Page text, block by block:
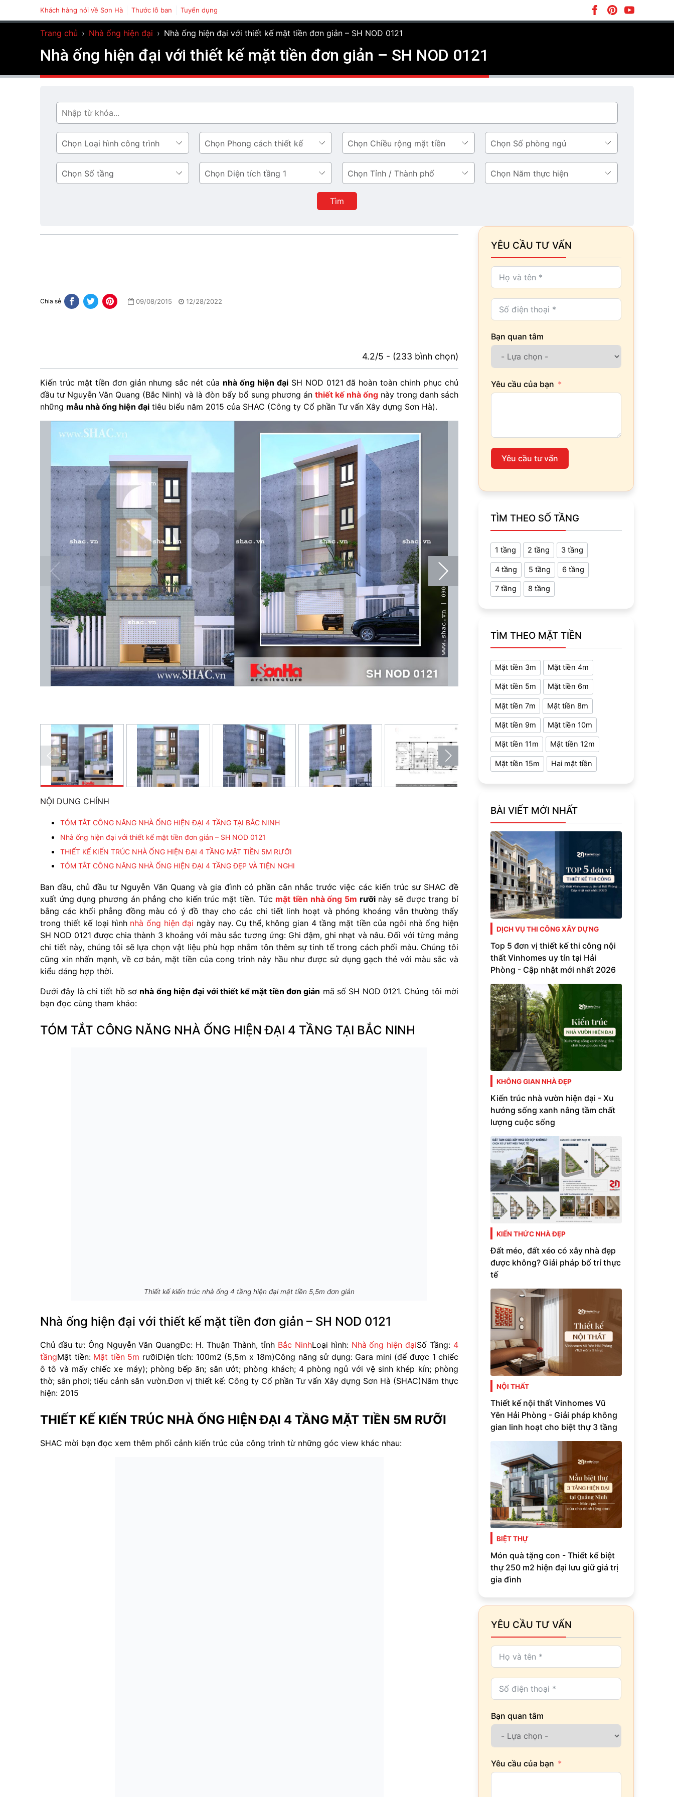
Khách hàng nói về Sơn Hà Thước lỗ ban Tuyển dụng
Trang chủ › Nhà ống hiện đại › Nhà ống hiện đại với thiết kế mặt tiền đơn giản – SH NOD 0121
Nhà ống hiện đại với thiết kế mặt tiền đơn giản – SH NOD 0121
Tìm
Loại
hình
công
trình
Phong
cách
thiết
kế
Chiều
rộng
mặt
tiền
Số
phòng
ngủ
Số
tầng
Diện
tích
Tỉnh
/
Thành
phố
Năm
thực
Tìm
Chia sẻ 09/08/2015 12/28/2022
4.2/5 - (233 bình chọn)
Kiến trúc mặt tiền đơn giản nhưng sắc nét của nhà ống hiện đạiSH NOD 0121 đã hoàn toàn chinh phục chủ
đầu tư Nguyễn Văn Quang (Bắc Ninh) và là đòn bẩy bổ sung phương án thiết kế nhà ống này trong danh sách
những mẫu nhà ống hiện đại tiêu biểu năm 2015 của SHAC (Công ty Cổ phần Tư vấn Xây dựng Sơn Hà).
NỘI DUNG CHÍNH
TÓM TẮT CÔNG NĂNG NHÀ ỐNG HIỆN ĐẠI 4 TẦNG TẠI BẮC NINH
Nhà ống hiện đại với thiết kế mặt tiền đơn giản – SH NOD 0121
THIẾT KẾ KIẾN TRÚC NHÀ ỐNG HIỆN ĐẠI 4 TẦNG MẶT TIỀN 5M RƯỠI
TÓM TẮT CÔNG NĂNG NHÀ ỐNG HIỆN ĐẠI 4 TẦNG ĐẸP VÀ TIỆN NGHI
Ban đầu, chủ đầu tư Nguyễn Văn Quang và gia đình có phần cân nhắc trước việc các kiến trúc sư SHAC đề
xuất ứng dụng phương án phẳng cho kiến trúc mặt tiền. Tức mặt tiền nhà ống 5m rưỡinày sẽ được trang bí
bằng các khối phẳng đồng màu có ý đồ thay cho các chi tiết linh hoạt và phóng khoáng vẫn thường thấy
trong thiết kế loại hình nhà ống hiện đại ngày nay. Cụ thể, không gian 4 tầng mặt tiền của ngôi nhà ống hiện
SH NOD 0121 được chia thành 3 khoảng với màu sắc tương ứng: Ghi đậm, ghi nhạt và nâu. Đối với từng mảng
chi tiết này, chúng tôi sẽ lựa chọn vật liệu phù hợp nhằm tôn thêm sự tinh tế trong cách phối màu. Chúng tôi
cũng xin nhấn mạnh, về cơ bản, mặt tiền của cong trình này hầu như được sử dụng gạch thẻ với màu sắc và
kiểu dáng hợp thời.
Dưới đây là chi tiết hồ sơ nhà ống hiện đại với thiết kế mặt tiền đơn giản mã số SH NOD 0121. Chúng tôi mời
bạn đọc cùng tham khảo:
TÓM TẮT CÔNG NĂNG NHÀ ỐNG HIỆN ĐẠI 4 TẦNG TẠI BẮC NINH
Thiết kế kiến trúc nhà ống 4 tầng hiện đại mặt tiền 5,5m đơn giản
Nhà ống hiện đại với thiết kế mặt tiền đơn giản – SH NOD 0121
Chủ đầu tư: Ông Nguyễn Văn QuangĐc: H. Thuận Thành, tỉnh Bắc NinhLoại hình: Nhà ống hiện đạiSố Tầng: 4
tầngMặt tiền: Mặt tiền 5m rưỡiDiện tích: 100m2 (5,5m x 18m)Công năng sử dụng: Gara mini (để được 1 chiếc
ô tô và mấy chiếc xe máy); phòng bếp ăn; sân ướt; phòng khách; 4 phòng ngủ với vệ sinh khép kín; phòng
thờ; sân phơi; tiểu cảnh sân vườn.Đơn vị thiết kế: Công ty Cổ phần Tư vấn Xây dựng Sơn Hà (SHAC)Năm thực
hiện: 2015
THIẾT KẾ KIẾN TRÚC NHÀ ỐNG HIỆN ĐẠI 4 TẦNG MẶT TIỀN 5M RƯỠI
SHAC mời bạn đọc xem thêm phối cảnh kiến trúc của công trình từ những góc view khác nhau:
YÊU CẦU TƯ VẤN
Bạn quan tâm
Yêu cầu của bạn
Yêu cầu tư vấn
TÌM THEO SỐ TẦNG
1 tầng 2 tầng 3 tầng
4 tầng 5 tầng 6 tầng
7 tầng 8 tầng
TÌM THEO MẶT TIỀN
Mặt tiền 3m Mặt tiền 4m
Mặt tiền 5m Mặt tiền 6m
Mặt tiền 7m Mặt tiền 8m
Mặt tiền 9m Mặt tiền 10m
Mặt tiền 11m Mặt tiền 12m
Mặt tiền 15m Hai mặt tiền
BÀI VIẾT MỚI NHẤT
DỊCH VỤ THI CÔNG XÂY DỰNG
Top 5 đơn vị thiết kế thi công nội
thất Vinhomes uy tín tại Hải
Phòng - Cập nhật mới nhất 2026
KHÔNG GIAN NHÀ ĐẸP
Kiến trúc nhà vườn hiện đại - Xu
hướng sống xanh nâng tầm chất
lượng cuộc sống
KIẾN THỨC NHÀ ĐẸP
Đất méo, đất xéo có xây nhà đẹp
được không? Giải pháp bố trí thực
tế
NỘI THẤT
Thiết kế nội thất Vinhomes Vũ
Yên Hải Phòng - Giải pháp không
gian linh hoạt cho biệt thự 3 tầng
BIỆT THỰ
Món quà tặng con - Thiết kế biệt
thự 250 m2 hiện đại lưu giữ giá trị
gia đình
YÊU CẦU TƯ VẤN
Bạn quan tâm
Yêu cầu của bạn